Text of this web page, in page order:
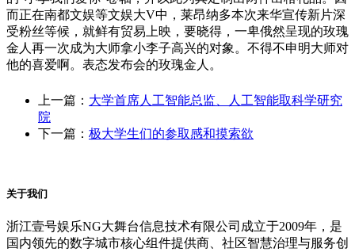
而正在南都文娱等文娱大V中，莱昂纳多本次来华宣传新片深
受粉丝等候，就鲜有贸易上映，要晓得，一卑俄然呈现的玫瑰
金人再一次成为大师拿小李子高兴的对象。不得不申明大师对
他的喜爱啊。表态发布会的玫瑰金人。
上一篇： 大学首席人工智能总监、人工智能取科学研究
院
下一篇： 极大学生们的参取感和摸索欲
关于我们
浙江壹号娱乐NG大舞台信息技术有限公司成立于2009年，是
国内领先的数字城市核心组件提供商、社区智慧治理与服务创